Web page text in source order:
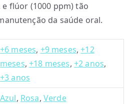
flúor (1000 ppm) tão
da saúde oral.
+6 meses, +9 meses,+12
meses,+18 meses, +2 anos,
+3 anos
Azul, Rosa, Verde